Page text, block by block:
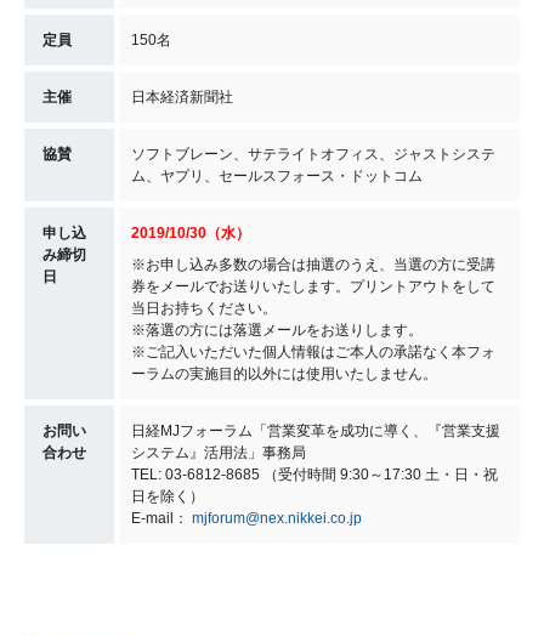
定員 150名
主催 日本経済新聞社
協賛
ソフトブレーン、サテライトオフィス、ジャストシステ
ム、ヤプリ、セールスフォース・ドットコム
申し込
み締切
日
2019/10/30（水）
※お申し込み多数の場合は抽選のうえ、当選の方に受講
券をメールでお送りいたします。プリントアウトをして
当日お持ちください。
※落選の方には落選メールをお送りします。
※ご記入いただいた個人情報はご本人の承諾なく本フォ
ーラムの実施目的以外には使用いたしません。
お問い
合わせ
日経MJフォーラム「営業変革を成功に導く、『営業支援
システム』活用法」事務局
TEL: 03-6812-8685 （受付時間 9:30～17:30 土・日・祝
日を除く）
E-mail： mjforum@nex.nikkei.co.jp